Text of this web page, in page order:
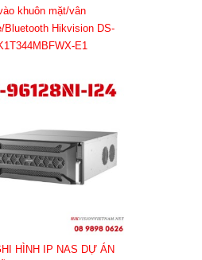
khuôn mặt/vân
Bluetooth Hikvision DS-
E1
HÌNH IP NAS DỰ ÁN